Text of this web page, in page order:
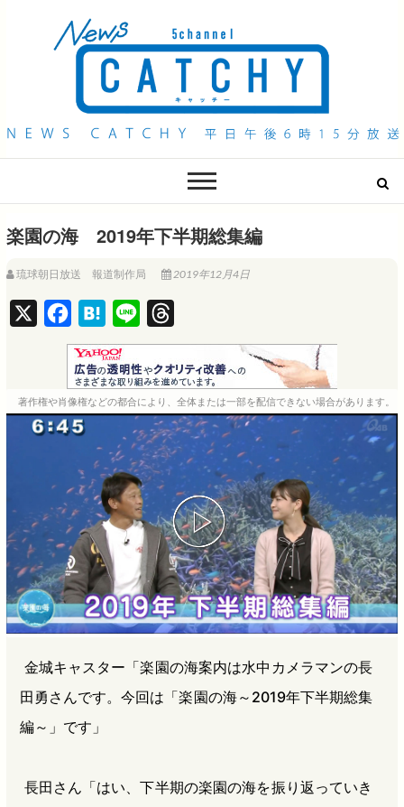
QAB NEWS Headline
楽園の海 2019年下半期総集編
琉球朝日放送 報道制作局 2019年12月4日
a
c
e
b
o
H
a
t
e
n
a
i
n
e
h
r
e
a
d
著作権や肖像権などの都合により、全体または一部を配信できない場合があります。
金城キャスター「楽園の海案内は水中カメラマンの長
田勇さんです。今回は「楽園の海～2019年下半期総集
編～」です」
長田さん「はい、下半期の楽園の海を振り返っていき